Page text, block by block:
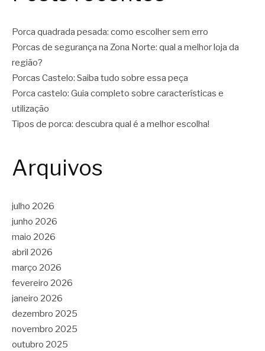
Porca quadrada pesada: como escolher sem erro
Porcas de segurança na Zona Norte: qual a melhor loja da
região?
Porcas Castelo: Saiba tudo sobre essa peça
Porca castelo: Guia completo sobre características e
utilização
Tipos de porca: descubra qual é a melhor escolha!
Arquivos
julho 2026
junho 2026
maio 2026
abril 2026
março 2026
fevereiro 2026
janeiro 2026
dezembro 2025
novembro 2025
outubro 2025